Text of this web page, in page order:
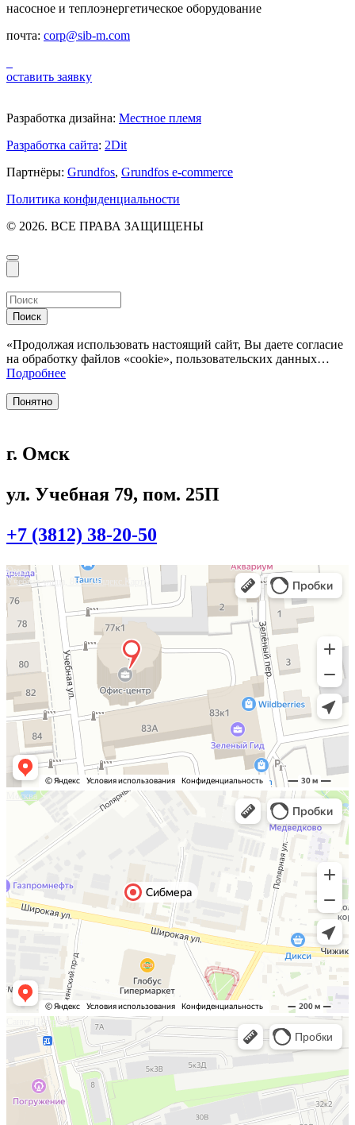
насосное и теплоэнергетическое оборудование
почта: corp@sib-m.com
оставить заявку
Разработка дизайна: Местное племя
Разработка сайта: 2Dit
Партнёры: Grundfos, Grundfos e-commerce
Политика конфиденциальности
© 2026. ВСЕ ПРАВА ЗАЩИЩЕНЫ
Поиск
«Продолжая использовать настоящий сайт, Вы даете согласие
на обработку файлов «cookie», пользовательских данных…
Подробнее
Понятно
г. Омск
ул. Учебная 79, пом. 25П
+7 (3812) 38-20-50
Омск
Учебная улица, 86 — Яндекс.Карты
Москва
Санкт-Петербург